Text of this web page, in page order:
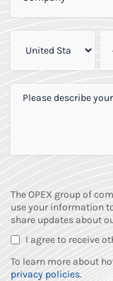
The OPEX group of
use your information
share updates about
I agree to receive
To learn more about
privacy policies.